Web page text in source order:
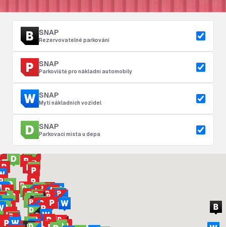
SNAP
Rezervovatelné parkování
SNAP
Parkoviště pro nákladní automobily
SNAP
Mytí nákladních vozidel
SNAP
Parkovací místa u depa